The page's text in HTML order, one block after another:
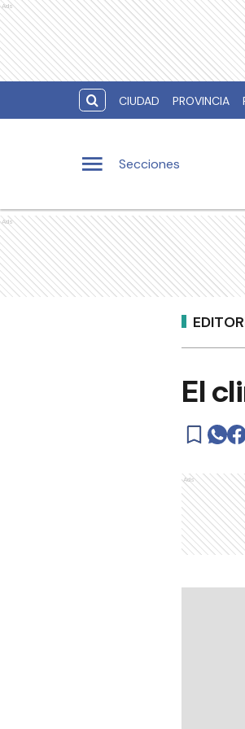
Ads
CIUDAD PROVINCIA
Secciones
Ads
El
Ads